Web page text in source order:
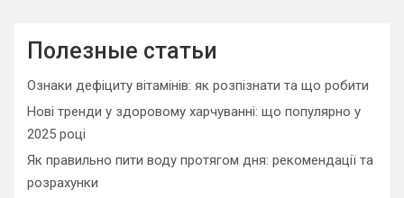
Полезные статьи
Ознаки дефіциту вітамінів: як розпізнати та що робити
Нові тренди у здоровому харчуванні: що популярно у
2025 році
Як правильно пити воду протягом дня: рекомендації та
розрахунки